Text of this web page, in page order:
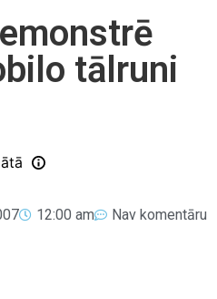
tālruni
12:00 am Nav komentāru